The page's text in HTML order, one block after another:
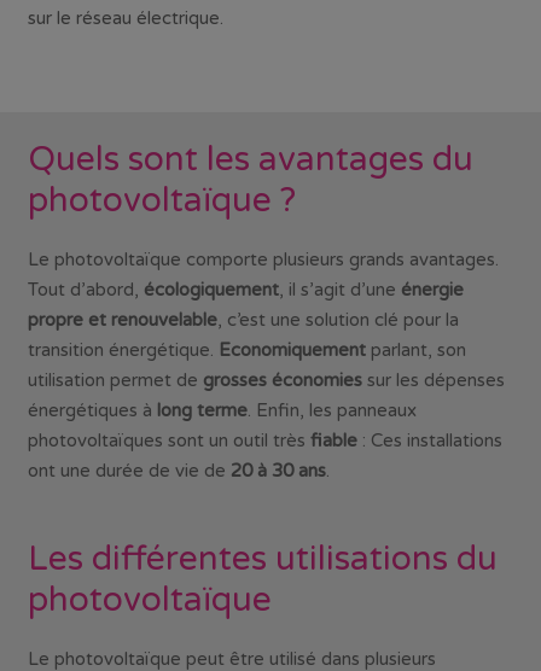
sur le réseau électrique.
Quels sont les avantages du
photovoltaïque ?
Le photovoltaïque comporte plusieurs grands avantages.
Tout d’abord, écologiquement, il s’agit d’une énergie
propre et renouvelable, c’est une solution clé pour la
transition énergétique. Economiquementparlant, son
utilisation permet de grosses économiessur les dépenses
énergétiques à long terme. Enfin, les panneaux
photovoltaïques sont un outil très fiable: Ces installations
ont une durée de vie de 20 à 30 ans.
Les différentes utilisations du
photovoltaïque
Le photovoltaïque peut être utilisé dans plusieurs